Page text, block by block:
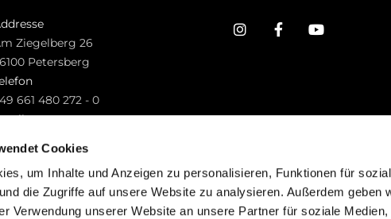
Cookies
um Inhalte und Anzeigen zu personalisieren, Funktionen für
die Zugriffe auf unsere Website zu analysieren. Außerdem geben
Verwendung unserer Website an unsere Partner für soziale Medien,
Ziegelberg 26
Petersberg
661 480 272 - 0